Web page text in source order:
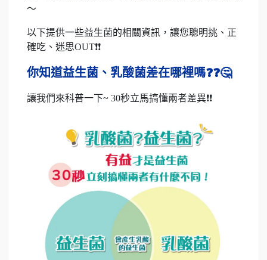
～
以下提供一些益生菌的相關資訊，讓您聰明挑、正
確吃、迷思OUT❗❗
你知道益生菌、乳酸菌差在哪裡嗎❓❓🤔
讓我們來科普一下~ 30秒立馬搞懂兩者差異❗❗